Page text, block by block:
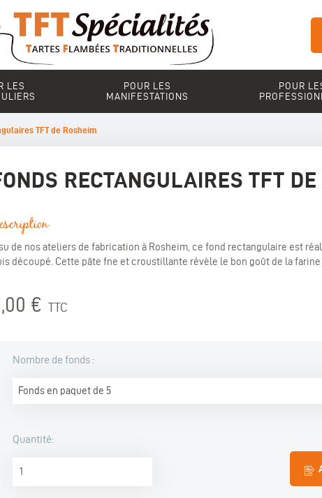
LES
POUR LES
MANIFESTATIONS
POUR
TFT de Rosheim
RECTANGULAIRES TFT
de nos ateliers de fabrication à Rosheim, ce fond rectangulaire est
découpé. Cette pâte fne et croustillante révèle le bon goût de la farine
€ TTC
Nombre de fonds :
Fonds en paquet de 5
Quantité: